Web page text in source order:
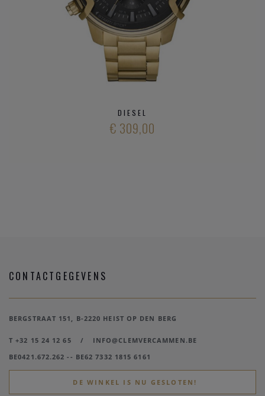
DIESEL
€ 309,00
CONTACTGEGEVENS
BERGSTRAAT 151, B-2220 HEIST OP DEN BERG
T +32 15 24 12 65 /
INFO@CLEMVERCAMMEN.BE
BE0421.672.262 -- BE62 7332 1815 6161
DE WINKEL IS NU GESLOTEN!